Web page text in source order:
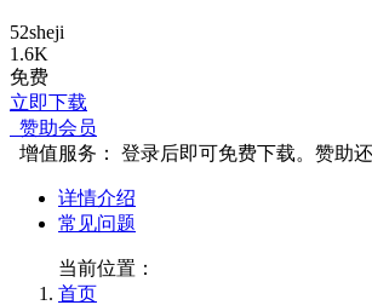
52sheji
1.6K
免费
立即下载
赞助会员
增值服务： 登录后即可免费下载。赞助
详情介绍
常见问题
当前位置：
首页